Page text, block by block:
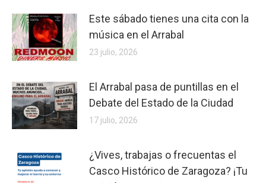
Este sábado tienes una cita con la
música en el Arrabal
23 julio, 2026
El Arrabal pasa de puntillas en el
Debate del Estado de la Ciudad
17 julio, 2026
¿Vives, trabajas o frecuentas el
Casco Histórico de Zaragoza? ¡Tu